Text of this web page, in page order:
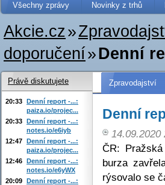
Všechny zprávy Novinky z trhů
Akcie.cz»
doporučení»Denní
Zpravodajství
Denní
14.09.2020
ČR:
burza
rýsovalo se
Právě diskutujete
20:33 Denní report -...:
paiza.io/projec...
20:33 Denní report -...:
notes.io/e6iyb
12:47 Denní report -...:
paiza.io/projec...
12:46 Denní report -...:
notes.io/e6yWX
20:09 Denní report -...: